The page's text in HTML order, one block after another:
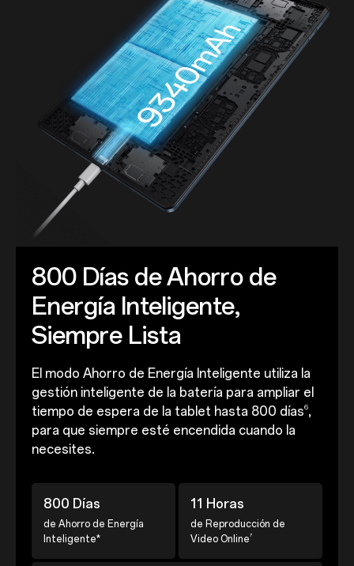
800 Días de Ahorro de
Energía Inteligente,
Siempre Lista
El modo Ahorro de Energía Inteligente utiliza la
gestión inteligente de la batería para ampliar el
tiempo de espera de la tablet hasta 800 días6,
para que siempre esté encendida cuando la
necesites.
800 Días
de Ahorro de Energía
Inteligente*
11 Horas
de Reproducción de
Video Online7